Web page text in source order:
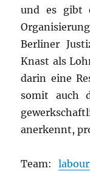
und es gibt
Berliner
Knast als
darin eine
somit auch
anerkennt,
Team: